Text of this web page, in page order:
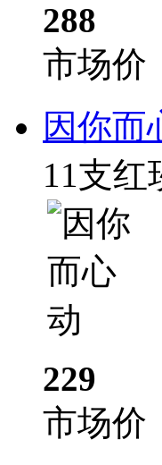
288
市场价
因你而
11支红
229
市场价